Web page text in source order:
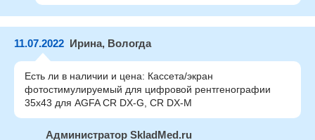
11.07.2022 Ирина, Вологда
Есть ли в наличии и цена: Кассета/экран
фотостимулируемый для цифровой рентгенографии
35х43 для AGFA CR DX-G, CR DX-M
Администратор SkladMed.ru